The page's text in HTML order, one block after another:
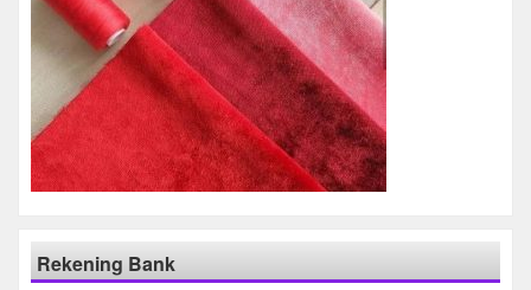
Rekening Bank